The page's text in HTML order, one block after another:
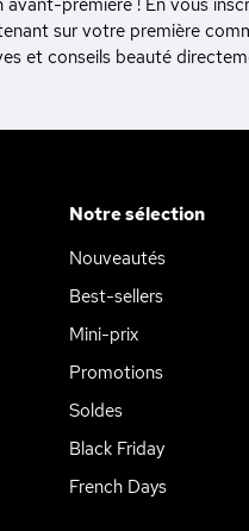
avant-première ! En vous
sur votre première
et conseils beauté
Notre sélection
Nouveautés
Best-sellers
Mini-prix
Promotions
Soldes
Black Friday
French Days
: Personnalisez vos Options
et de gérer vos